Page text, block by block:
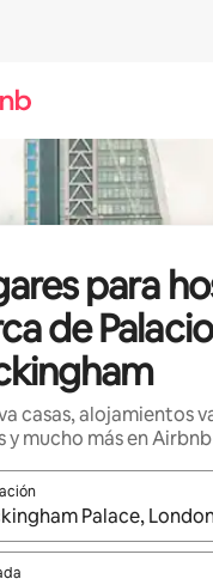
para
de
casas, alojamientos
y mucho más en Airbnb
los resultados estén